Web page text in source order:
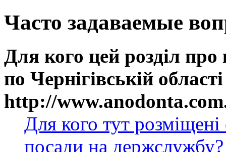
Часто задаваемые
Для кого цей розділ
по Чернігівській
http://
Для кого тут
посади на держслужбу?